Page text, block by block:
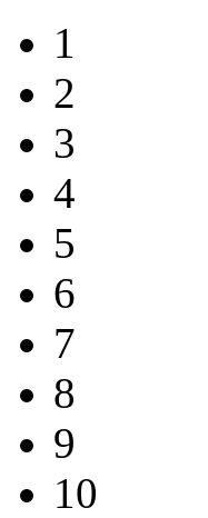
1
2
3
4
5
6
7
8
9
10